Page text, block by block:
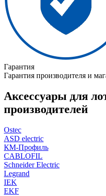
Гарантия
Гарантия производителя и
Аксессуары для
производителей
Ostec
ASD electric
КМ-Профиль
CABLOFIL
Schneider Electric
Legrand
IEK
EKF